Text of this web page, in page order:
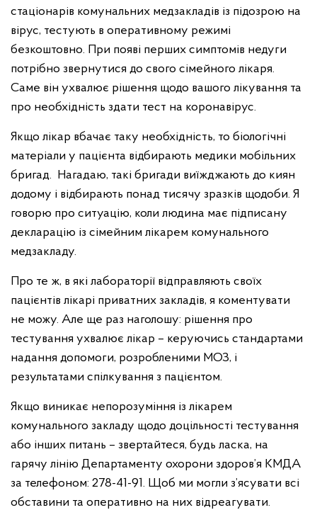
стаціонарів комунальних медзакладів із підозрою на
вірус, тестують в оперативному режимі
безкоштовно. При появі перших симптомів недуги
потрібно звернутися до свого сімейного лікаря.
Саме він ухвалює рішення щодо вашого лікування та
про необхідність здати тест на коронавірус.
Якщо лікар вбачає таку необхідність, то біологічні
матеріали у пацієнта відбирають медики мобільних
бригад. Нагадаю, такі бригади виїжджають до киян
додому і відбирають понад тисячу зразків щодоби. Я
говорю про ситуацію, коли людина має підписану
декларацію із сімейним лікарем комунального
медзакладу.
Про те ж, в які лабораторії відправляють своїх
пацієнтів лікарі приватних закладів, я коментувати
не можу. Але ще раз наголошу: рішення про
тестування ухвалює лікар – керуючись стандартами
надання допомоги, розробленими МОЗ, і
результатами спілкування з пацієнтом.
Якщо виникає непорозуміння із лікарем
комунального закладу щодо доцільності тестування
або інших питань – звертайтеся, будь ласка, на
гарячу лінію Департаменту охорони здоров’я КМДА
за телефоном: 278-41-91. Щоб ми могли з’ясувати всі
обставини та оперативно на них відреагувати.